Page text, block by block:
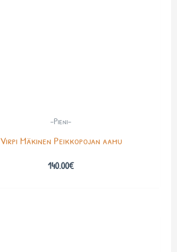
-Pieni-
Virpi Mäkinen Peikkopojan aamu
140.00€